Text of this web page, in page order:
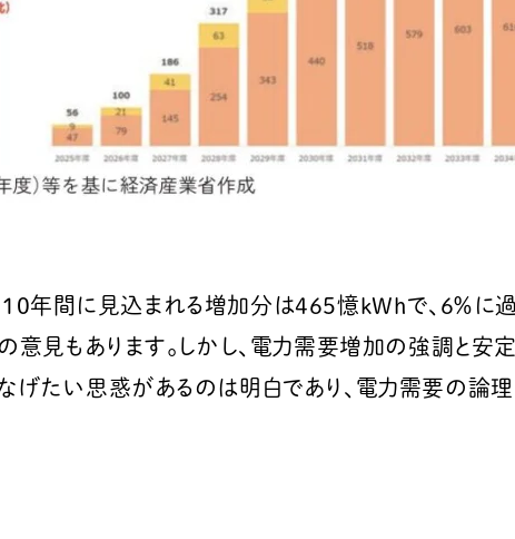
年間に見込まれる増加分は465憶kWhで、6％に過
見もあります。しかし、電力需要増加の強調と
たい思惑があるのは明白であり、電力需要の論理